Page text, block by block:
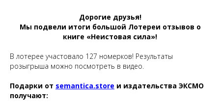
Дорогие друзья!
Мы подвели итоги большой Лотереи отзывов о
книге «Неистовая сила»!
В лотерее участовало 127 номерков! Результаты
розыгрыша можно посмотреть в видео.
Подарки от semantica.store и издательства ЭКСМО
получают: